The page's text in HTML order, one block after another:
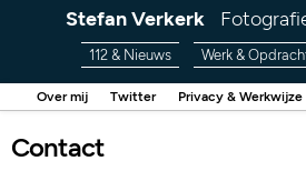
Stefan Verkerk
112 & Nieuws Werk &
Over mij Twitter Privacy & Werkwijze
Contact